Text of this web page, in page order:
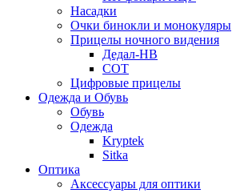
Насадки
Очки бинокли и монокуляры
Прицелы ночного видения
Дедал-НВ
СОТ
Цифровые прицелы
Одежда и Обувь
Обувь
Одежда
Kryptek
Sitka
Оптика
Аксессуары для оптики